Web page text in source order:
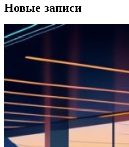
Новые записи